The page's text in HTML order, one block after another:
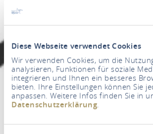
Diese Webseite verwendet Cookies
Wir verwenden Cookies, um die
analysieren, Funktionen für soziale
integrieren und Ihnen ein besseres
bieten. Ihre Einstellungen können Sie
anpassen. Weitere Infos finden Sie in
Datenschutzerklärung.